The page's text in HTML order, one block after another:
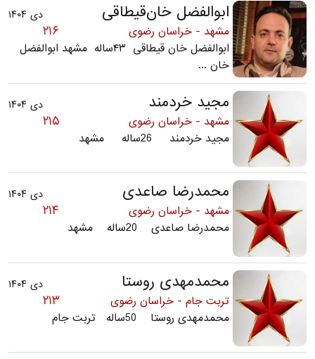
دی ۱۴۰۴ ابوالفضل خان‌قیطاقی
۲۱۶
مشهد - خراسان رضوی
ابوالفضل خان قیطاقی ۴۳ساله مشهد ابوالفضل
خان ...
دی ۱۴۰۴ مجید خردمند
۲۱۵
مشهد - خراسان رضوی
مجید خردمند 26ساله مشهد
دی ۱۴۰۴ محمدرضا صاعدی
۲۱۴
مشهد - خراسان رضوی
محمدرضا صاعدی 20ساله مشهد
دی ۱۴۰۴ محمدمهدی روستا
۲۱۳
تربت جام - خراسان رضوی
محمدمهدی روستا 50ساله تربت جام